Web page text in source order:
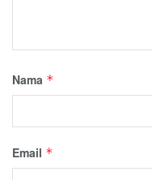
Nama *
Email *